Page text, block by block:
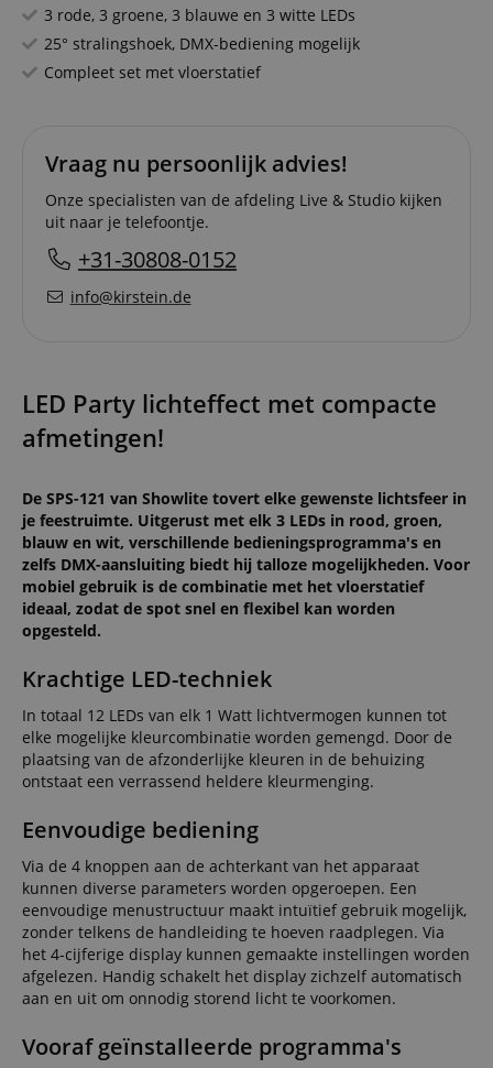
3 rode, 3 groene, 3 blauwe en 3 witte LEDs
25° stralingshoek, DMX-bediening mogelijk
Compleet set met vloerstatief
Vraag nu persoonlijk advies!
Onze specialisten van de afdeling Live & Studio kijken
uit naar je telefoontje.
+31-30808-0152
info@kirstein.de
LED Party lichteffect met compacte
afmetingen!
De SPS-121 van Showlite tovert elke gewenste lichtsfeer in
je feestruimte. Uitgerust met elk 3 LEDs in rood, groen,
blauw en wit, verschillende bedieningsprogramma's en
zelfs DMX-aansluiting biedt hij talloze mogelijkheden. Voor
mobiel gebruik is de combinatie met het vloerstatief
ideaal, zodat de spot snel en flexibel kan worden
opgesteld.
Krachtige LED-techniek
In totaal 12 LEDs van elk 1 Watt lichtvermogen kunnen tot
elke mogelijke kleurcombinatie worden gemengd. Door de
plaatsing van de afzonderlijke kleuren in de behuizing
ontstaat een verrassend heldere kleurmenging.
Eenvoudige bediening
Via de 4 knoppen aan de achterkant van het apparaat
kunnen diverse parameters worden opgeroepen. Een
eenvoudige menustructuur maakt intuïtief gebruik mogelijk,
zonder telkens de handleiding te hoeven raadplegen. Via
het 4-cijferige display kunnen gemaakte instellingen worden
afgelezen. Handig schakelt het display zichzelf automatisch
aan en uit om onnodig storend licht te voorkomen.
Vooraf geïnstalleerde programma's